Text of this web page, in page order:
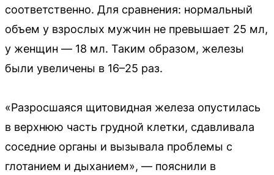
соответственно. Для сравнения: нормальный
объем у взрослых мужчин не превышает 25 мл,
у женщин — 18 мл. Таким образом, железы
были увеличены в 16–25 раз.
«Разросшаяся щитовидная железа опустилась
в верхнюю часть грудной клетки, сдавливала
соседние органы и вызывала проблемы с
глотанием и дыханием», — пояснили в